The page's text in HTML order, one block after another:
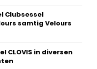
Clubsessel
samtig Velours
CLOVIS in diversen